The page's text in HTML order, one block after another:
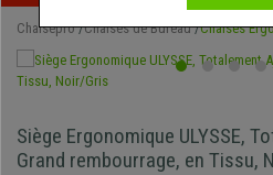
Chaisepro Chaises de Bureau Chaises
Siège Ergonomique ULYSSE,
Grand rembourrage, en Tissu,